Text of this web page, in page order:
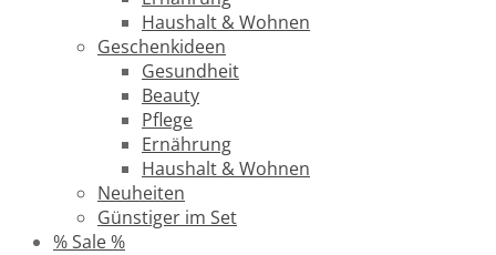
Haushalt & Wohnen
Geschenkideen
Gesundheit
Beauty
Pflege
Ernährung
Haushalt & Wohnen
Neuheiten
Günstiger im Set
% Sale %